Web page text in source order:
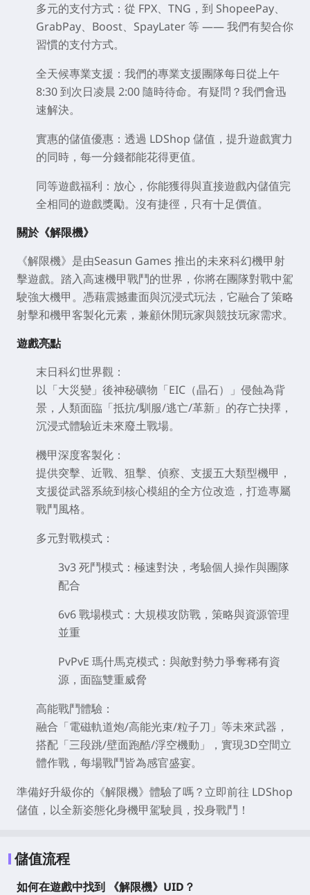
多元的支付方式 ：從 FPX、TNG，到 ShopeePay、
GrabPay、Boost、SpayLater 等 —— 我們有契合你
習慣的支付方式。
全天候專業支援 ：我們的專業支援團隊每日從上午
8:30 到次日凌晨 2:00 隨時待命。有疑問？我們會迅
速解決。
實惠的儲值優惠 ：透過 LDShop 儲值，提升遊戲實力
的同時，每一分錢都能花得更值。
同等遊戲福利 ：放心，你能獲得與直接遊戲內儲值完
全相同的遊戲獎勵。沒有捷徑，只有十足價值。
關於《解限機》
《解限機》是由Seasun Games 推出的未來科幻機甲射
擊遊戲。踏入高速機甲戰鬥的世界，你將在團隊對戰中駕
駛強大機甲。憑藉震撼畫面與沉浸式玩法，它融合了策略
射擊和機甲客製化元素，兼顧休閒玩家與競技玩家需求。
遊戲亮點
末日科幻世界觀 ：
以「大災變」後神秘礦物「EIC（晶石）」侵蝕為背
景，人類面臨「抵抗/馴服/逃亡/革新」的存亡抉擇，
沉浸式體驗近未來廢土戰場。
機甲深度客製化 ：
提供突擊、近戰、狙擊、偵察、支援五大類型機甲，
支援從武器系統到核心模組的全方位改造，打造專屬
戰鬥風格。
多元對戰模式 ：
3v3 死鬥模式 ：極速對決，考驗個人操作與團隊
配合
6v6 戰場模式 ：大規模攻防戰，策略與資源管理
並重
PvPvE 瑪什馬克模式 ：與敵對勢力爭奪稀有資
源，面臨雙重威脅
高能戰鬥體驗 ：
融合「電磁軌道炮/高能光束/粒子刀」等未來武器，
搭配「三段跳/壁面跑酷/浮空機動」，實現3D空間立
體作戰，每場戰鬥皆為感官盛宴。
準備好升級你的《解限機》體驗了嗎？立即前往 LDShop
儲值，以全新姿態化身機甲駕駛員，投身戰鬥！
儲值流程
如何在遊戲中找到 《解限機》UID？